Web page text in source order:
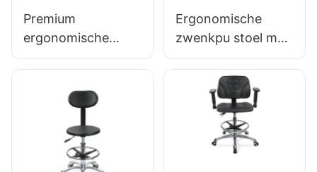
Aluminium 5-
sterrenbasis voor
laboratoria &
verchroomde 5-
sterrenbasis voor
ultieme comfort
Premium
ergonomische
draaistoel Ic027
PU-rugleuning, in
hoogte verstelbare
zitting en
aluminium 5-
Ergonomische
zwenkpu stoel met
rugleuning &
integrale
schuimstoel in
hoogte verstelbare
voetring &
aluminium 5-